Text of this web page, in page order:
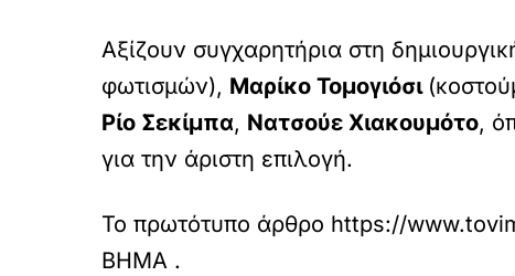
Αξίζουν συγχαρητήρια στη
φωτισμών), Μαρίκο Τομογιόσι
Ρίο Σεκίμπα, Νατσούε Χιακουμότο,
για την άριστη επιλογή.
Το πρωτότυπο άρθρο https://
ΒΗΜΑ .